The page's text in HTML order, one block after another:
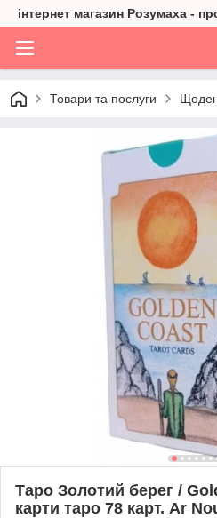
інтернет магазин Розумаха -
Товари та послуги
Таро Золотий берег /
карти таро 78 карт. Ar